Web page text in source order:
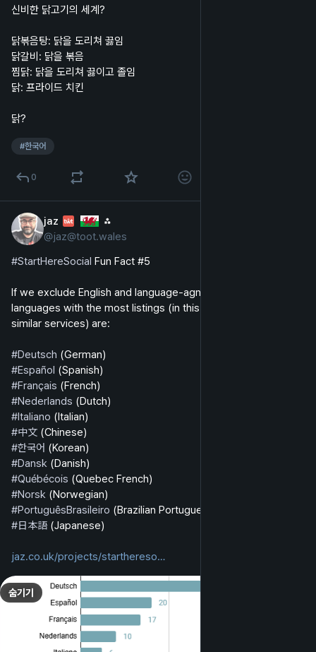
신비한 닭고기의 세계?
닭볶음탕: 닭을 도리쳐 끓임
닭갈비: 닭을 볶음
찜닭: 닭을 도리쳐 끓이고 졸임
닭: 프라이드 치킨
닭?
#한국어
0
jaz
⁂
@jaz@toot.wales
#StartHereSocial Fun Fact #5
If we exclude English and language-agnostic services, the 12
languages with the most listings (in this case, Mastodon and
similar services) are:
#Deutsch (German)
#Español (Spanish)
#Français (French)
#Nederlands (Dutch)
#Italiano (Italian)
#中文 (Chinese)
#한국어 (Korean)
#Dansk (Danish)
#Québécois (Quebec French)
#Norsk (Norwegian)
#PortuguêsBrasileiro (Brazilian Portuguese)
#日本語 (Japanese)
jaz.co.uk/projects/starthereso
숨기기